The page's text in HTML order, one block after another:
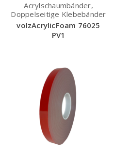
Acrylschaumbänder,
Doppelseitige Klebebänder
volzAcrylicFoam 76025
PV1